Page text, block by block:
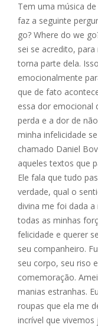
Tem uma música
faz a seguinte
go? Where do we
sei se acredito,
torna parte dela.
emocionalmente
que de fato
essa dor emocional
perda e a dor de
minha infelicidade
chamado Daniel
aqueles textos que
Ele fala que tudo
verdade, qual o
divina me foi dada
todas as minhas
felicidade e querer
seu companheiro.
seu corpo, seu riso
comemoração.
manias estranhas.
roupas que ela me
incrível que vivemos